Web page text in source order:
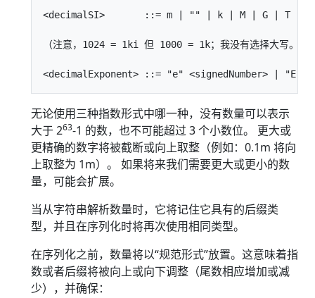
<decimalSI>       ::= m | "" | k | M | G | T |
（注意，1024 = 1ki 但 1000 = 1k；我没有选择大写。）
无论使用三种指数形式中哪一种，没有数量可以表示
大于 263-1 的数，也不可能超过 3 个小数位。 更大或
更精确的数字将被截断或向上取整（例如：0.1m 将向
上取整为 1m）。 如果将来我们需要更大或更小的数
量，可能会扩展。
当从字符串解析数量时，它将记住它具有的后缀类
型，并且在序列化时将再次使用相同类型。
在序列化之前，数量将以“规范形式”放置。这意味着指
数或者后缀将被向上或向下调整（尾数相应增加或减
少），并确保：